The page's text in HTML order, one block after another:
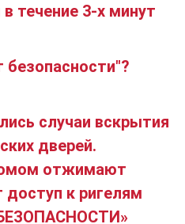
течение 3-х минут
безопасности"?
случаи вскрытия
дверей.
отжимают
к ригелям